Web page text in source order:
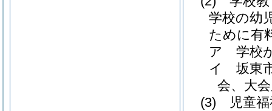
学校の幼
ために有
ア
学校
イ
坂東
会、大
(3)
児童